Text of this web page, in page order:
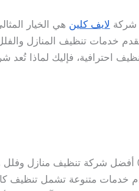
شركة لايف كلين هي الخيار
خدمات تنظيف المنازل
احترافية، فإليك لماذا تُعد
منازل وفلل وخزانات 0507765798 أفضل شركة
خدمات متنوعة تشمل تنظيف